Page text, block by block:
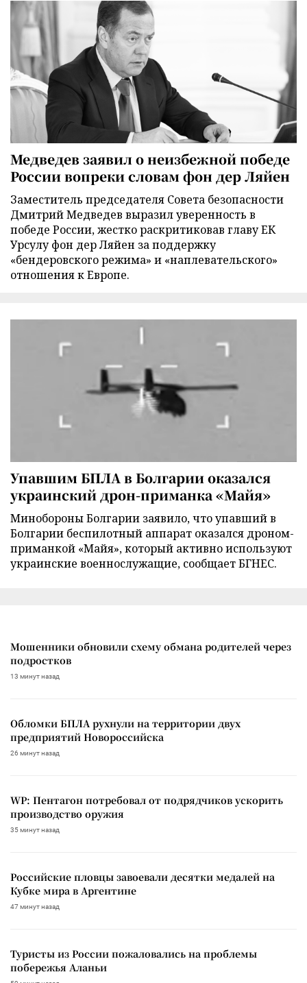
Медведев заявил о неизбежной победе
России вопреки словам фон дер Ляйен
Заместитель председателя Совета безопасности
Дмитрий Медведев выразил уверенность в
победе России, жестко раскритиковав главу ЕК
Урсулу фон дер Ляйен за поддержку
«бендеровского режима» и «наплевательского»
отношения к Европе.
Упавшим БПЛА в Болгарии оказался
украинский дрон-приманка «Майя»
Минобороны Болгарии заявило, что упавший в
Болгарии беспилотный аппарат оказался дроном-
приманкой «Майя», который активно используют
украинские военнослужащие, сообщает БГНЕС.
Мошенники обновили схему обмана родителей через
подростков
13 минут назад
Обломки БПЛА рухнули на территории двух
предприятий Новороссийска
26 минут назад
WP: Пентагон потребовал от подрядчиков ускорить
производство оружия
35 минут назад
Российские пловцы завоевали десятки медалей на
Кубке мира в Аргентине
47 минут назад
Туристы из России пожаловались на проблемы
побережья Аланьи